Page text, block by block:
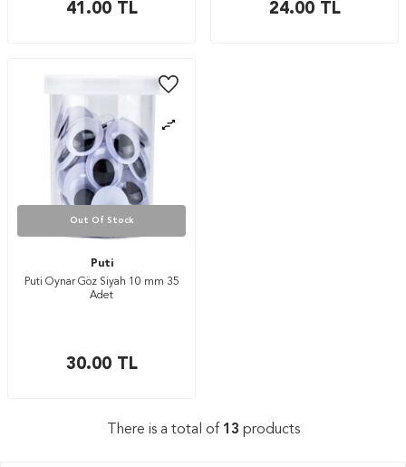
41.00TL 24.00TL
Out Of Stock
Puti
Puti Oynar Göz Siyah 10 mm 35
Adet
30.00TL
There is a total of 13 products